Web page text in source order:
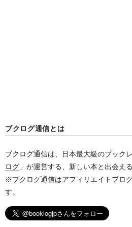
ブクログ通信とは
ブクログ通信は、日本最大級のブック
ログ 」が運営する、新しい本と出会え
※ブクログ通信はアフィリエイトプロ
す。